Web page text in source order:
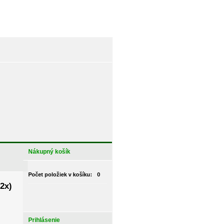
Nákupný košík
Počet položiek v košíku: 0
Prihlásenie